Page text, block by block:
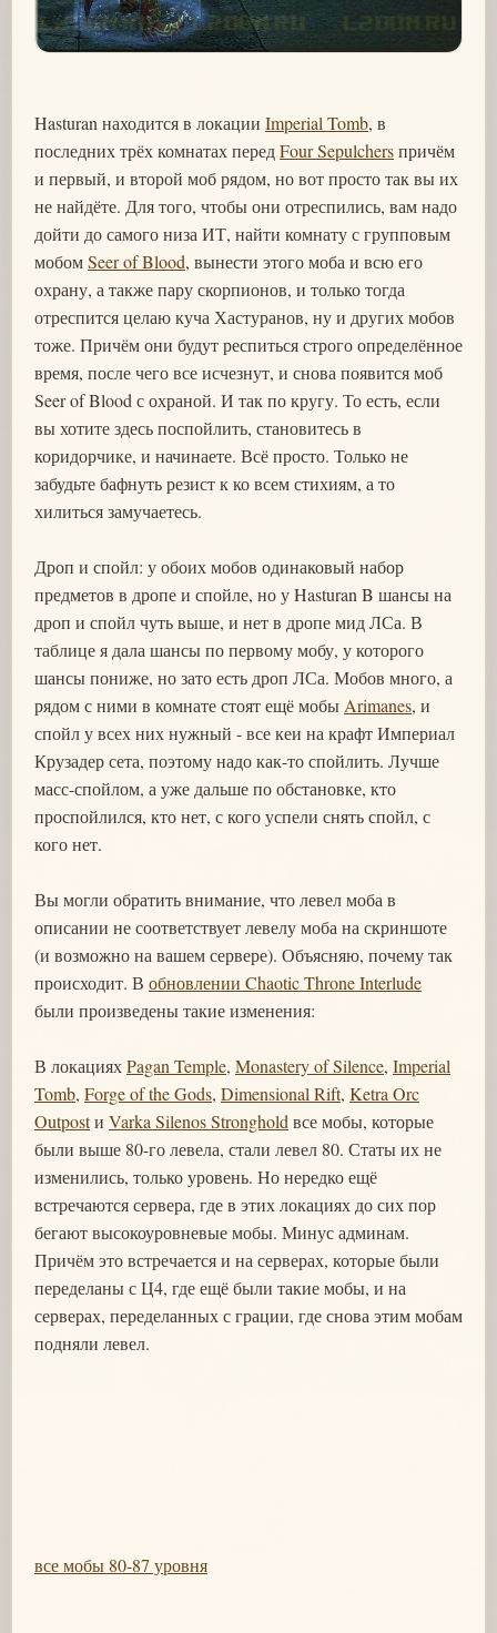
Hasturan находится в локации Imperial Tomb, в
последних трёх комнатах передFour Sepulchersпричём
и первый, и второй моб рядом, но вот просто так вы их
не найдёте. Для того, чтобы они отреспились, вам надо
дойти до самого низа ИТ, найти комнату с групповым
мобомSeer of Blood, вынести этого моба и всю его
охрану, а также пару скорпионов, и только тогда
отреспится целаю куча Хастуранов, ну и других мобов
тоже. Причём они будут респиться строго определённое
время, после чего все исчезнут, и снова появится моб
Seer of Blood с охраной. И так по кругу. То есть, если
вы хотите здесь поспойлить, становитесь в
коридорчике, и начинаете. Всё просто. Только не
забудьте бафнуть резист к ко всем стихиям, а то
хилиться замучаетесь.
Дроп и спойл: у обоих мобов одинаковый набор
предметов в дропе и спойле, но у Hasturan B шансы на
дроп и спойл чуть выше, и нет в дропе мид ЛСа. В
таблице я дала шансы по первому мобу, у которого
шансы пониже, но зато есть дроп ЛСа. Мобов много, а
рядом с ними в комнате стоят ещё мобы Arimanes, и
спойл у всех них нужный - все кеи на крафт Империал
Крузадер сета, поэтому надо как-то спойлить. Лучше
масс-спойлом, а уже дальше по обстановке, кто
проспойлился, кто нет, с кого успели снять спойл, с
кого нет.
Вы могли обратить внимание, что левел моба в
описании не соответствует левелу моба на скриншоте
(и возможно на вашем сервере). Объясняю, почему так
происходит. В обновлении Chaotic Throne Interlude
были произведены такие изменения:
В локацияхPagan Temple, Monastery of Silence, Imperial
Tomb, Forge of the Gods, Dimensional Rift, Ketra Orc
Outpostи Varka Silenos Stronghold все мобы, которые
были выше 80-го левела, стали левел 80. Статы их не
изменились, только уровень. Но нередко ещё
встречаются сервера, где в этих локациях до сих пор
бегают высокоуровневые мобы. Минус админам.
Причём это встречается и на серверах, которые были
переделаны с Ц4, где ещё были такие мобы, и на
серверах, переделанных с грации, где снова этим мобам
подняли левел.
все мобы 80-87 уровня